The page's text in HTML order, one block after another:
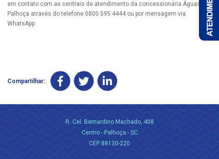
em contato com as centrais de atendimento da concessionária Águas de
Palhoça através do telefone 0800 595 4444 ou por mensagem via
WhatsApp.
Compartilhar:
R. Cel. Bernardino Machado, 408
Centro - Palhoça - SC
CEP 88130-220